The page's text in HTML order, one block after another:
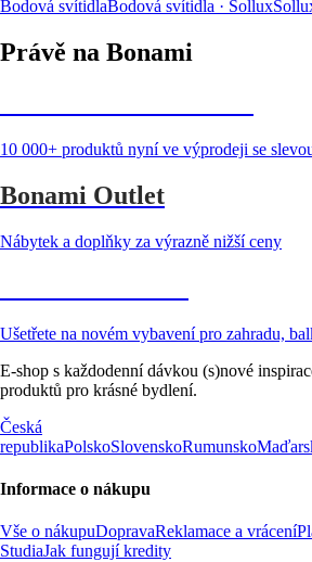
Bodová svítidlaBodová svítidla · Sollux
Právě na Bonami
10 000+ produktů nyní ve výprodeji se
Bonami Outlet
Nábytek a doplňky za výrazně nižší ceny
Ušetřete na novém vybavení pro zahradu,
E-shop s každodenní dávkou (s)nové
produktů pro krásné bydlení.
Česká
republikaPolskoSlovenskoRumunsko
Informace o nákupu
Vše o nákupuDopravaReklamace a vrácení
StudiaJak fungují kredity